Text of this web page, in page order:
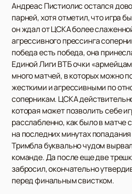
Андреас Пистиолис остался
парней, хотя отметил, что игра
он ждал от ЦСКА более
агрессивного прессинга
победа есть победа, она
Единой Лиги ВТБ очки
много матчей, в которых можно
жесткими и агрессивными по
соперникам. ЦСКА
которая может позволить себе
расслабленно, как было в матче
на последних минутах
Тримбла буквально чудом
команде. Да после еще две
забросил, окончательно
перед финальным свистком.